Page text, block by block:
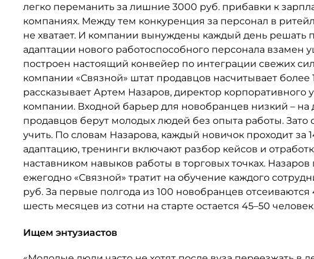
легко переманить за лишние 3000 руб. прибавки к
компаниях. Между тем конкуренция за персонал в
не хватает. И компании вынуждены каждый день решать
адаптации нового работоспособного персонала взамен
построен настоящий конвейер по интеграции свежих
компании «Связной» штат продавцов насчитывает более
рассказывает Артем Назаров, директор корпоративного
компании. Входной барьер для новобранцев низкий – на
продавцов берут молодых людей без опыта работы. Зато
учить. По словам Назарова, каждый новичок проходит за
адаптацию, тренинги включают разбор кейсов и
наставником навыков работы в торговых точках. Назаров
ежегодно «Связной» тратит на обучение каждого
руб. За первые полгода из 100 новобранцев
шесть месяцев из сотни на старте остается 45–50
Ищем энтузиастов